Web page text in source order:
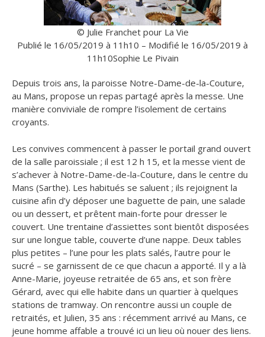
© Julie Franchet pour La Vie
Publié le 16/05/2019 à 11h10 – Modifié le 16/05/2019 à
11h10Sophie Le Pivain
Depuis trois ans, la paroisse Notre-Dame-de-la-Couture,
au Mans, propose un repas partagé après la messe. Une
manière conviviale de rompre l’isolement de certains
croyants.
Les convives commencent à passer le portail grand ouvert
de la salle paroissiale ; il est 12 h 15, et la messe vient de
s’achever à Notre-Dame-de-la-Couture, dans le centre du
Mans (Sarthe). Les habitués se saluent ; ils rejoignent la
cuisine afin d’y déposer une baguette de pain, une salade
ou un dessert, et prêtent main-forte pour dresser le
couvert. Une trentaine d’assiettes sont bientôt disposées
sur une longue table, couverte d’une nappe. Deux tables
plus petites – l’une pour les plats salés, l’autre pour le
sucré – se garnissent de ce que chacun a apporté. Il y a là
Anne-Marie, joyeuse retraitée de 65 ans, et son frère
Gérard, avec qui elle habite dans un quartier à quelques
stations de tramway. On rencontre aussi un couple de
retraités, et Julien, 35 ans : récemment arrivé au Mans, ce
jeune homme affable a trouvé ici un lieu où nouer des liens.